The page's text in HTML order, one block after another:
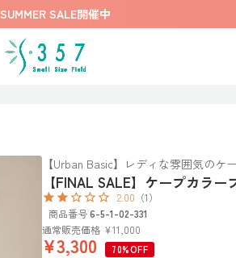
SUMMER SALE開催中
【Urban Basic】レディな雰囲気のケ
【FINAL SALE】ケープカラー
2.00 （1）
商品番号6-5-1-02-331
通常販売価格 ¥11,000
¥3,300 70%OFF